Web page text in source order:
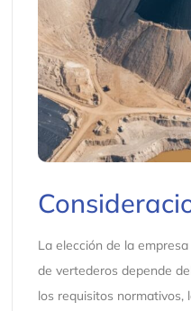
La elección de la
de vertederos depende
los requisitos normativos,